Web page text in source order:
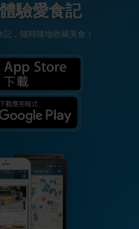
驗愛食記
，隨時隨地收藏美食！